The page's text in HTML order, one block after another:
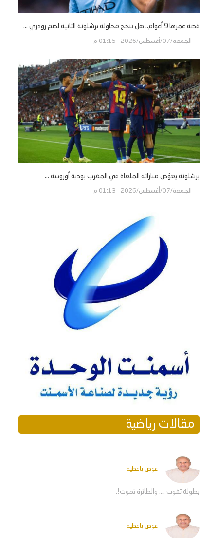
قصة عمرها 9 أعوام.. هل تنجح محاولة برشلونة الثانية لضم رودري ...
الجمعة/07/أغسطس/2026 - 01:15 م
برشلونة يعوّض مباراته الملغاة في المغرب بودية أوروبية ...
الجمعة/07/أغسطس/2026 - 01:13 م
مقالات رياضية
عوض بافطيم
بطولة تفوت .... والطائرة تموت!.
عوض بافطيم